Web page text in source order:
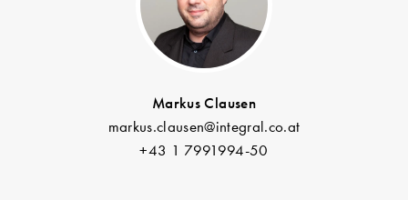
Markus Clausen
markus.clausen@integral.co.at
+43 1 7991994-50